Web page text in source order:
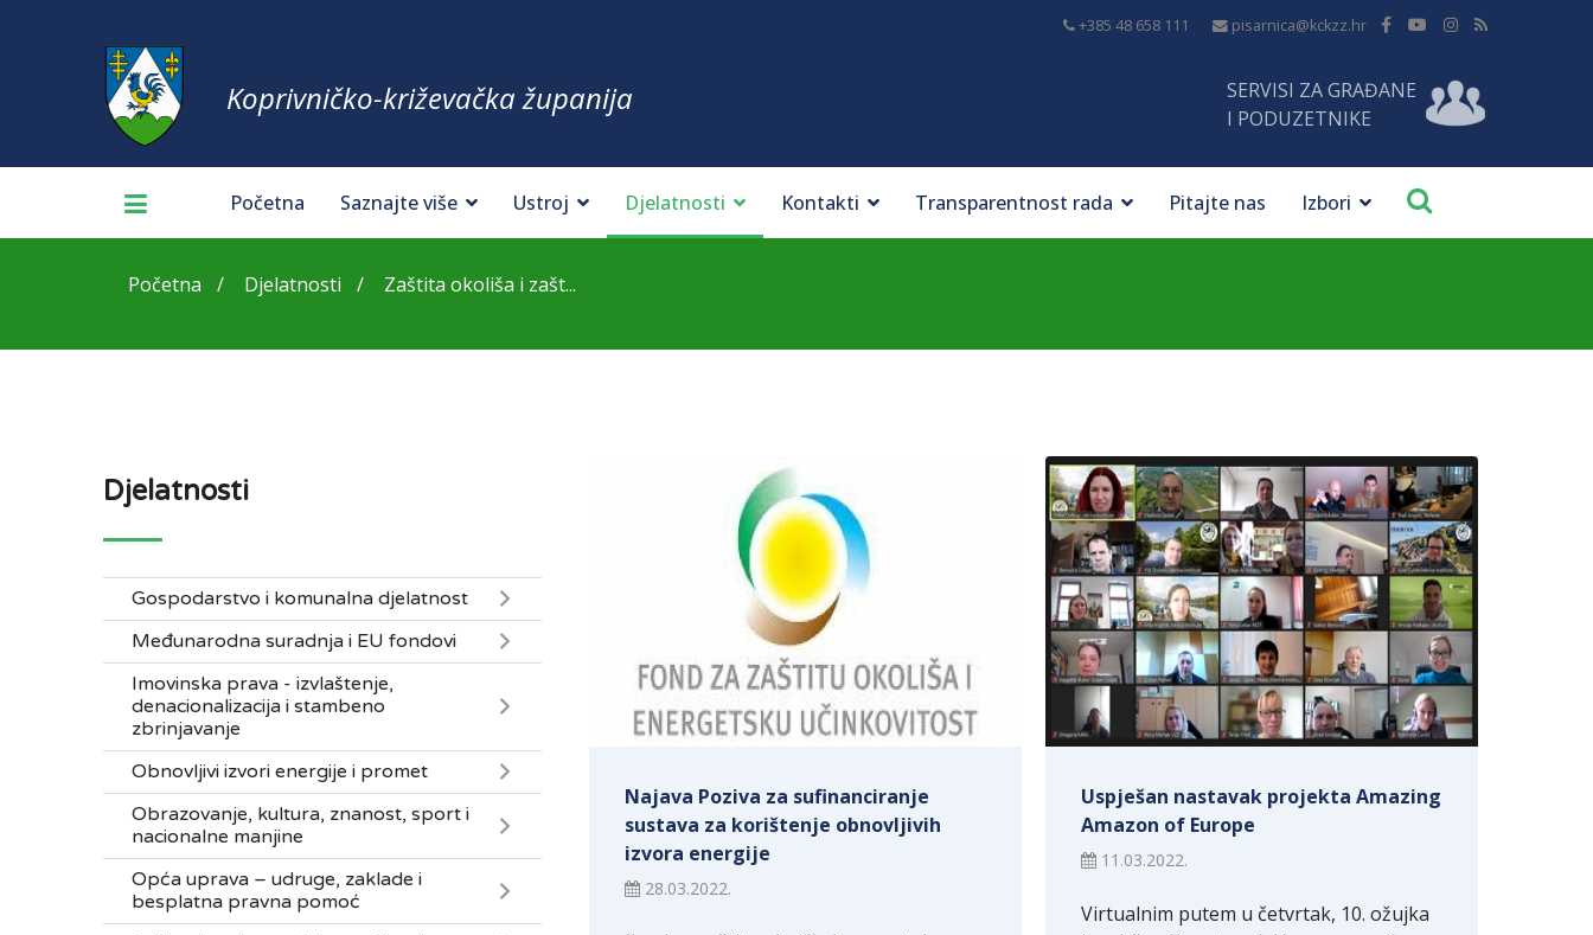
+385 48 658 111 pisarnica@kckzz.hr
Koprivničko-križevačka županija
SERVISI ZA GRAĐANE
I PODUZETNIKE
Početna Saznajte više Ustroj Djelatnosti Kontakti Transparentnost rada Pitajte nas Izbori
Početna Djelatnosti Zaštita okoliša i zašt...
Djelatnosti
Gospodarstvo i komunalna djelatnost
Međunarodna suradnja i EU fondovi
Imovinska prava - izvlaštenje,
denacionalizacija i stambeno
zbrinjavanje
Obnovljivi izvori energije i promet
Obrazovanje, kultura, znanost, sport i
nacionalne manjine
Opća uprava – udruge, zaklade i
besplatna pravna pomoć
Najava Poziva za sufinanciranje
sustava za korištenje obnovljivih
izvora energije
28.03.2022.
Uspješan nastavak projekta Amazing
Amazon of Europe
11.03.2022.
Virtualnim putem u četvrtak, 10. ožujka